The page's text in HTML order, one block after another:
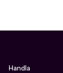
Handla